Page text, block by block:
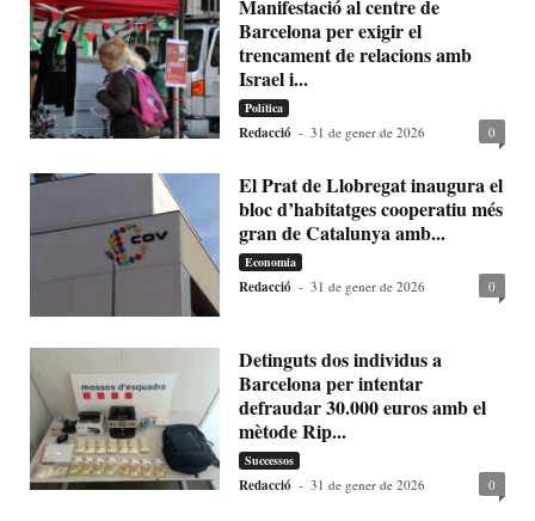
Manifestació al centre de
Barcelona per exigir el
trencament de relacions amb
Israel i...
Política
Redacció - 31 de gener de 2026 0
El Prat de Llobregat inaugura el
bloc d’habitatges cooperatiu més
gran de Catalunya amb...
Economia
Redacció - 31 de gener de 2026 0
Detinguts dos individus a
Barcelona per intentar
defraudar 30.000 euros amb el
mètode Rip...
Successos
Redacció - 31 de gener de 2026 0